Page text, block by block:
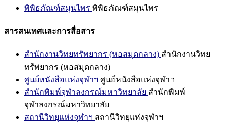
พิพิธภัณฑ์สมุนไพร พิพิธภัณฑ์สมุนไพร
สารสนเทศและการสื่อสาร
สำนักงานวิทยทรัพยากร (หอสมุดกลาง) สำนักงานวิทย
ทรัพยากร (หอสมุดกลาง)
ศูนย์หนังสือแห่งจุฬาฯ ศูนย์หนังสือแห่งจุฬาฯ
สำนักพิมพ์จุฬาลงกรณ์มหาวิทยาลัย สำนักพิมพ์
จุฬาลงกรณ์มหาวิทยาลัย
สถานีวิทยุแห่งจุฬาฯ สถานีวิทยุแห่งจุฬาฯ